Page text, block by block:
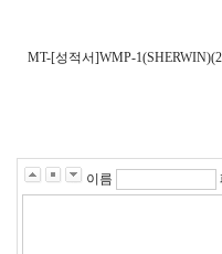
MT-[성적서]WMP-
이름